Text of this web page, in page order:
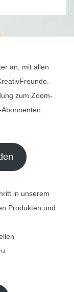
an, mit allen
zum Zoom-
in unserem
Produkten und